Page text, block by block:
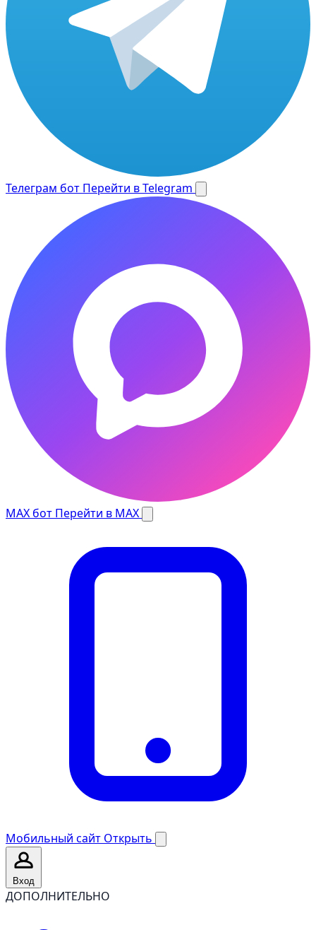
Телеграм бот Перейти в Telegram
MAX бот Перейти в MAX
Мобильный сайт Открыть
Вход
ДОПОЛНИТЕЛЬНО